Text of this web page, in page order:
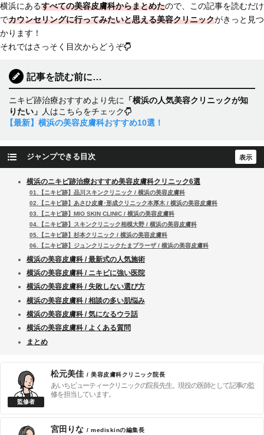
横浜にあるすべての美容皮膚科からまとめたので、この記事を読むだけ
でカウンセリングに行ってみたいと思える美容クリニックがきっと見つ
かります！
それではさっそく目次からどうぞ
記事を読む前に…
ニキビ跡治療おすすめより先に
「横浜の人気美容クリニックが知
りたい」
人はこちらをチェック
【最新】横浜の美容皮膚科おすすめ10選！
ジャンプできる目次
横浜のニキビ跡治療おすすめ美容皮膚科クリニック6選
01.【ニキビ跡】品川スキンクリニック / 横浜の美容皮膚科
02.【ニキビ跡】あさひ皮膚･形成クリニック本厚木 / 横浜の美容皮膚科
03.【ニキビ跡】MIO SKIN CLINIC / 横浜の美容皮膚科
04.【ニキビ跡】スキンクリニック相模大野 / 横浜の美容皮膚科
05.【ニキビ跡】杉本クリニック / 横浜の美容皮膚科
06.【ニキビ跡】ジュンクリニックたまプラーザ / 横浜の美容皮膚科
横浜の美容皮膚科 / 最新式の人気施術
横浜の美容皮膚科 / ニキビに強い医院
横浜の美容皮膚科 / 失敗しない選び方
横浜の美容皮膚科 / 相談の多い肌悩み
横浜の美容皮膚科 / 気になるウラ話
横浜の美容皮膚科 / よくある質問
まとめ
松元美佳 / 美容皮膚科クリニック院長
あいちビューティークリニックの院長先生。現役の医師として記事の監
修を担当しています。
宮田りな / mediskinの編集長